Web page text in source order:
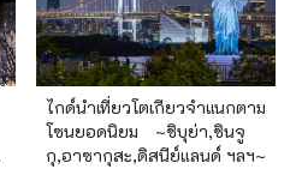
ไกด์นำเที่ยวโตเกียวจำแนกตาม
โซนยอดนิยม ~ชิบุย่า,ชินจู
กุ,อาซากุสะ,ดิสนีย์แลนด์ ฯลฯ~